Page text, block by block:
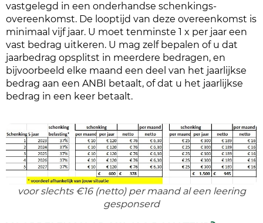
vastgelegd in een onderhandse schenkings-
overeenkomst. De looptijd van deze overeenkomst is
minimaal vijf jaar. U moet tenminste 1 x per jaar een
vast bedrag uitkeren. U mag zelf bepalen of u dat
jaarbedrag opsplitst in meerdere bedragen, en
bijvoorbeeld elke maand een deel van het jaarlijkse
bedrag aan een ANBI betaalt, of dat u het jaarlijkse
bedrag in een keer betaalt.
voor slechts €16 (netto) per maand al een leering
gesponserd